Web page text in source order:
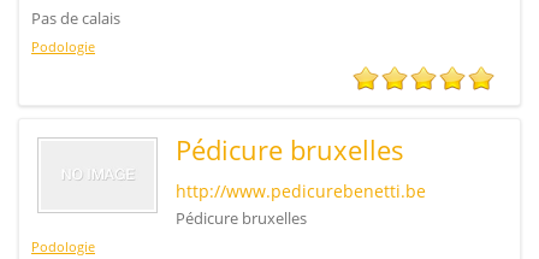
Pas de calais
Podologie
Pédicure bruxelles
http://www.pedicurebenetti.be
Pédicure bruxelles
Podologie